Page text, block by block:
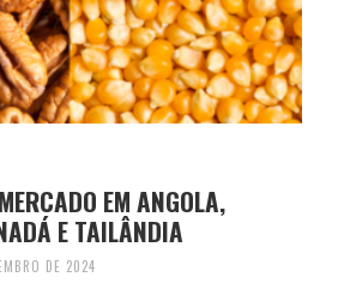
EM ANGOLA,
E TAILÂNDIA
DE 2024